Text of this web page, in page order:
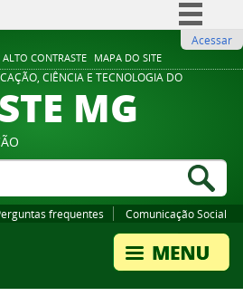
ALTO CONTRASTE MAPA DO SITE
Comunica BR
Participe
Legislação
Acessar
CIÊNCIA E TECNOLOGIA DO
MG
frequentes Comunicação Social